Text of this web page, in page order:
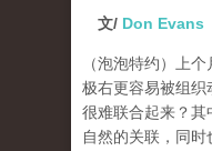
文/ Don Evans
（泡泡特约）
上
极右更容易被组织
很难联合起来？其
自然的关联，同